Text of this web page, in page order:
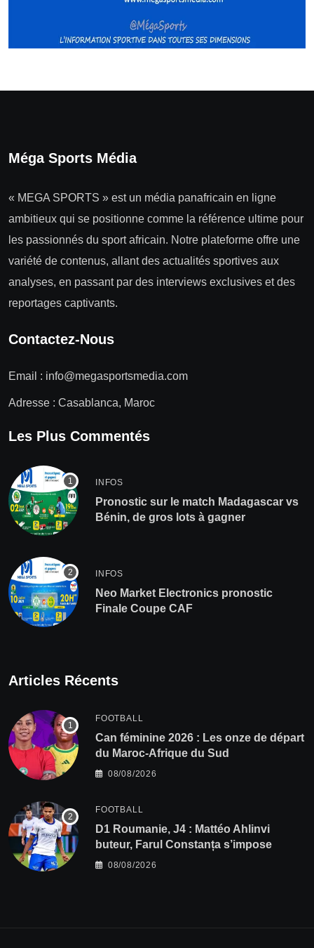
Méga Sports Média
« MEGA SPORTS » est un média panafricain en ligne
ambitieux qui se positionne comme la référence ultime pour
les passionnés du sport africain. Notre plateforme offre une
variété de contenus, allant des actualités sportives aux
analyses, en passant par des interviews exclusives et des
reportages captivants.
Contactez-Nous
Email : info@megasportsmedia.com
Adresse : Casablanca, Maroc
Les Plus Commentés
INFOS
Pronostic sur le match Madagascar vs
Bénin, de gros lots à gagner
INFOS
Neo Market Electronics pronostic
Finale Coupe CAF
Articles Récents
FOOTBALL
‎Can féminine 2026 : Les onze de départ
du Maroc-Afrique du Sud
08/08/2026
FOOTBALL
D1 Roumanie, J4 : Mattéo Ahlinvi
buteur, Farul Constanța s’impose
08/08/2026